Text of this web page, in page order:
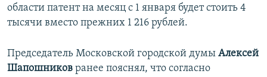
области патент на месяц с 1 января будет стоить 4
тысячи вместо прежних 1 216 рублей.
Председатель Московской городской думы Алексей
Шапошников ранее пояснял, что согласно